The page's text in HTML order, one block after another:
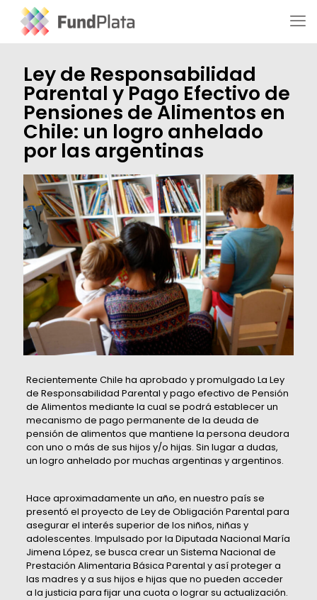
Ley de Responsabilidad
Parental y Pago Efectivo de
Pensiones de Alimentos en
Chile: un logro anhelado
por las argentinas
Recientemente Chile ha aprobado y promulgado La Ley
de Responsabilidad Parental y pago efectivo de Pensión
de Alimentos mediante la cual se podrá establecer un
mecanismo de pago permanente de la deuda de
pensión de alimentos que mantiene la persona deudora
con uno o más de sus hijos y/o hijas. Sin lugar a dudas,
un logro anhelado por muchas argentinas y argentinos.
Hace aproximadamente un año, en nuestro país se
presentó el proyecto de Ley de Obligación Parental para
asegurar el interés superior de los niños, niñas y
adolescentes. Impulsado por la Diputada Nacional María
Jimena López, se busca crear un Sistema Nacional de
Prestación Alimentaria Básica Parental y así proteger a
las madres y a sus hijos e hijas que no pueden acceder
a la justicia para fijar una cuota o lograr su actualización.